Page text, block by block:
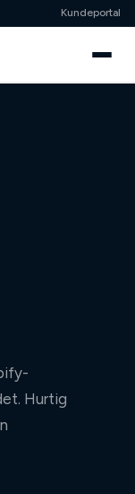
Kundeportal
Hurtig